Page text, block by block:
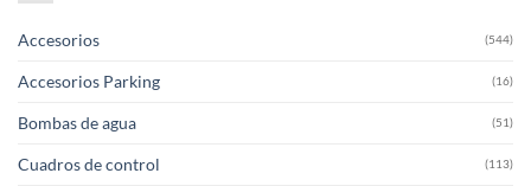
Accesorios (544)
Accesorios Parking (16)
Bombas de agua (51)
Cuadros de control (113)